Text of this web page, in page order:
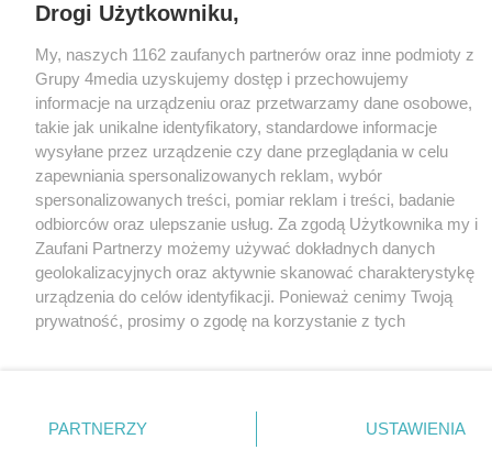
Drogi Użytkowniku,
My, naszych 1162 zaufanych partnerów oraz inne podmioty z
Grupy 4media uzyskujemy dostęp i przechowujemy
informacje na urządzeniu oraz przetwarzamy dane osobowe,
takie jak unikalne identyfikatory, standardowe informacje
wysyłane przez urządzenie czy dane przeglądania w celu
zapewniania spersonalizowanych reklam, wybór
spersonalizowanych treści, pomiar reklam i treści, badanie
odbiorców oraz ulepszanie usług. Za zgodą Użytkownika my i
Zaufani Partnerzy możemy używać dokładnych danych
geolokalizacyjnych oraz aktywnie skanować charakterystykę
urządzenia do celów identyfikacji. Ponieważ cenimy Twoją
prywatność, prosimy o zgodę na korzystanie z tych
. Niektóre rodzaje przetwarzania
PARTNERZY USTAWIENIA